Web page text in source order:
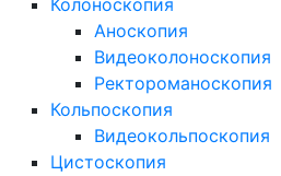
Колоноскопия
Аноскопия
Видеоколоноскопия
Ректороманоскопия
Кольпоскопия
Видеокольпоскопия
Цистоскопия